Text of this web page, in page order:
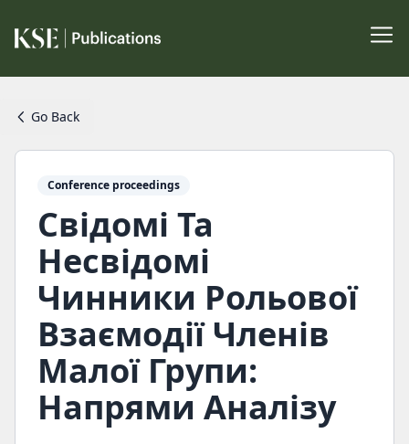
Go Back
Conference proceedings
Свідомі Та
Несвідомі
Чинники Рольової
Взаємодії Членів
Малої Групи:
Напрями Аналізу